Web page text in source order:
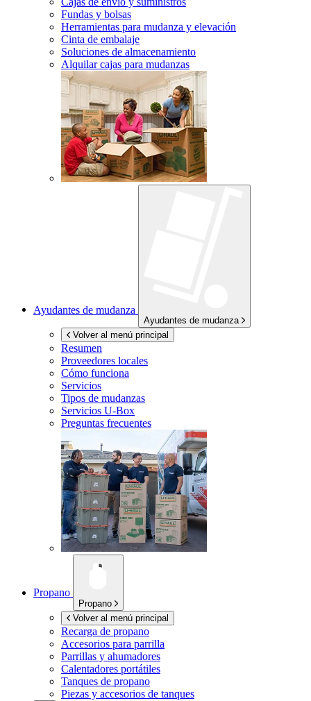
Fundas y bolsas
Herramientas para mudanza y elevación
Cinta de embalaje
Soluciones de almacenamiento
Alquilar cajas para mudanzas
Ayudantes de mudanza
Ayudantes de mudanza
Volver al menú principal
Resumen
Proveedores locales
Cómo funciona
Servicios
Tipos de mudanzas
Servicios U-Box
Preguntas frecuentes
Propano
Propano
Volver al menú principal
Recarga de propano
Accesorios para parrilla
Parrillas y ahumadores
Calentadores portátiles
Tanques de propano
Piezas y accesorios de tanques